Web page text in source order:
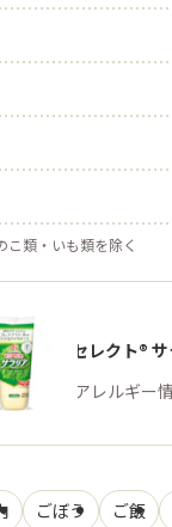
こ類・いも類を除く
「ピュアセレクト® サ
商品・アレルギー
ごぼう ご飯